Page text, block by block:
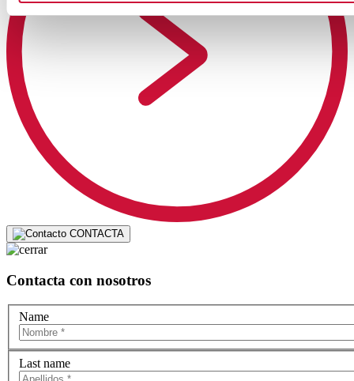
CONTACTA
Contacta con nosotros
Name
Last name